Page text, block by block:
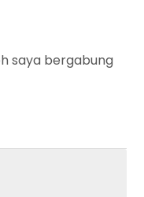
saya bergabung